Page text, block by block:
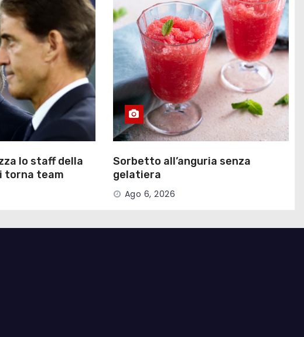
lo staff della
torna team
Sorbetto all’anguria senza
gelatiera
Ago 6, 2026